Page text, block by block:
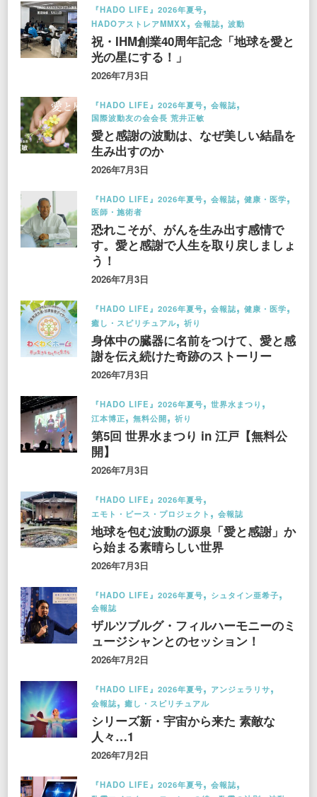
『HADO LIFE』2026年夏号
HADOアストレアMMXX
会報誌 波動
祝・IHM創業40周年記念「地球を愛と
光の星にする！」
2026年7月3日
『HADO LIFE』2026年夏号
会報誌
国際波動友の会会長 荒井正敏
愛と感謝の波動は、なぜ美しい結晶を
生み出すのか
2026年7月3日
『HADO LIFE』2026年夏号 会報誌
健康・医学
医師・施術者
恐れこそが、がんを生み出す感情で
す。愛と感謝で人生を取り戻しましょ
う！
2026年7月3日
『HADO LIFE』2026年夏号 会報誌
健康・医学
癒し・スピリチュアル
祈り
身体中の臓器に名前をつけて、愛と感
謝を伝え続けた奇跡のストーリー
2026年7月3日
『HADO LIFE』2026年夏号
世界水まつり
江本博正
無料公開 祈り
第5回 世界水まつり in 江戸【無料公
開】
2026年7月3日
『HADO LIFE』2026年夏号
エモト・ピース・プロジェクト
会報誌
地球を包む波動の源泉「愛と感謝」か
ら始まる素晴らしい世界
2026年7月3日
『HADO LIFE』2026年夏号
シュタイン亜希子
会報誌
ザルツブルグ・フィルハーモニーのミ
ュージシャンとのセッション！
2026年7月2日
『HADO LIFE』2026年夏号
アンジェラリサ
会報誌
癒し・スピリチュアル
シリーズ新・宇宙から来た 素敵な
人々…1
2026年7月2日
『HADO LIFE』2026年夏号
会報誌